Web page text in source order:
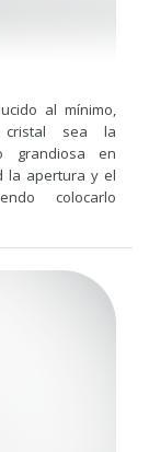
al mínimo,
cristal sea la
grandiosa en
la apertura y el
colocarlo